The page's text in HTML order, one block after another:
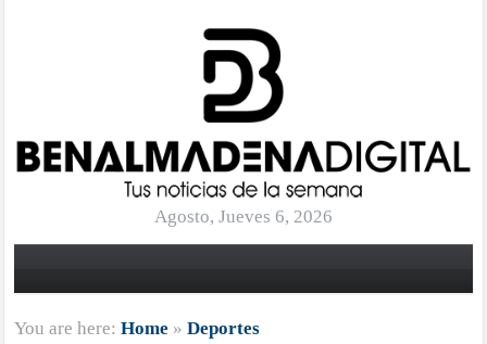
Agosto, Jueves 6, 2026
You are here:Home »Deportes